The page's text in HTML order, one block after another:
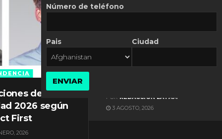
de
2026 según
First
2026
ES NOTICIA
POR REDACCIÓN LATAM
3 AGOSTO, 2026
Número de teléfono
Pais Ciudad
ENVIAR